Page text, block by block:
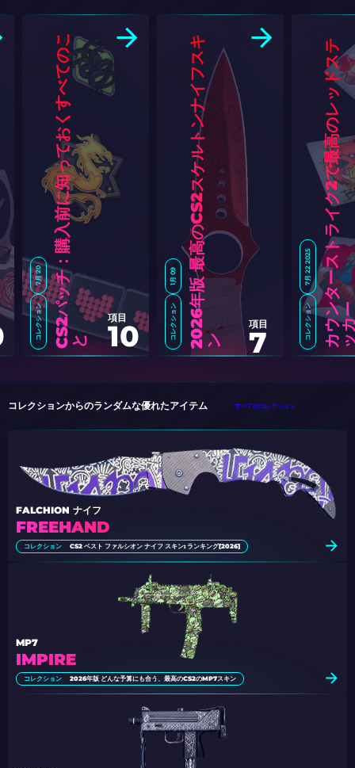
7月 22 2025
コレクション カ
ウ
タ
ー
ス
ト
ラ
イ
ク
2
で
最
高
の
レ
ッ
ド
ス
テ
ッ
カ
1月 09
コレクション 2
0
2
6
年
版
最
高
の
C
S
2
ス
ケ
ル
ト
ン
ナ
イ
フ
ス
キ
ン
項目
7
7月 20
コレクション C
S
2
パ
ッ
チ
：
購
入
前
に
知
っ
て
お
く
す
べ
て
の
こと
項目
10
コレクションからのランダムな優れたアイテム すべてのコレクション
FREEHAND
FALCHION ナイフ
コレクション CS2 ベスト ファルシオン ナイフ スキン: ランキング[2026]
IMPIRE
MP7
コレクション 2026年版 どんな予算にも合う、最高のCS2のMP7スキン